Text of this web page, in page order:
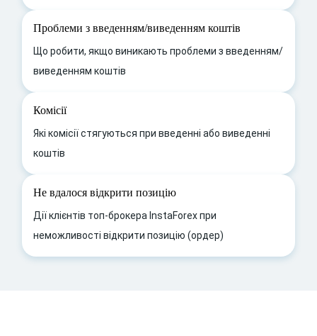
Проблеми з введенням/виведенням коштів
Що робити, якщо виникають проблеми з введенням/
виведенням коштів
Комісії
Які комісії стягуються при введенні або виведенні
коштів
Не вдалося відкрити позицію
Дії клієнтів топ-брокера InstaForex при
неможливості відкрити позицію (ордер)